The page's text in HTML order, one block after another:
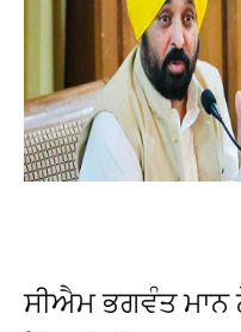
ਸੀਐਮ ਭਗਵੰਤ ਮਾਨ